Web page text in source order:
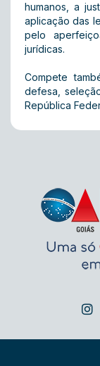
humanos, a
aplicação das
pelo
jurídicas.
Compete
defesa,
República